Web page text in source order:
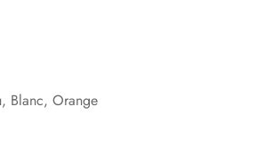
Blanc, Orange